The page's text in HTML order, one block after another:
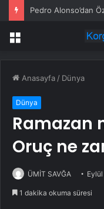
Pedro Alonso’dan
Menü
Anasayfa / Dünya
Dünya
Ramazan
Oruç ne
ÜMİT SAVĞA
1 dakika okuma süresi